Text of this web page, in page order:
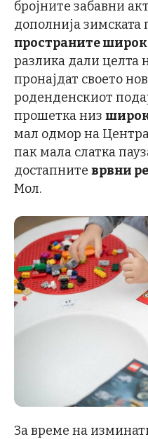
бројните забавни
дополнија зимската
пространите
разлика дали целта
пронајдат своето
роденденскиот
прошетка низ
мал одмор на
пак мала слатка
достапните врвни
Мол.
За време на